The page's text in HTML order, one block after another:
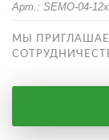
Арт.: SEMO-04-
МЫ